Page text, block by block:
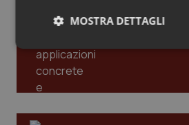
Umbria
Valle D’Aosta
Oftalmologia
Oncodermatologia
MOSTRA DETTAGLI
Necessari Statistici